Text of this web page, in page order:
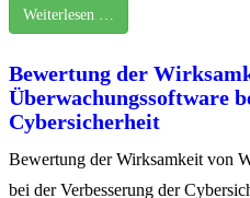
Weiterlesen …
Bewertung der
Überwachungssoftware
Cybersicherheit
Bewertung der Wirksamkeit von
bei der Verbesserung der